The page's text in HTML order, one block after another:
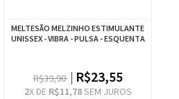
MELTESÃO MELZINHO ESTIMULANTE
UNISSEX - VIBRA - PULSA - ESQUENTA
R$39,90 R$23,55
2X DE R$11,78SEM JUROS